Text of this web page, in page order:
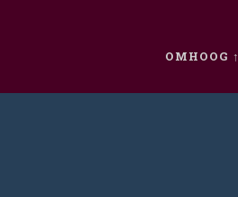
OMHOOG ↑